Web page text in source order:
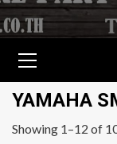
Menu
YAMAHA
Showing 1–12 of